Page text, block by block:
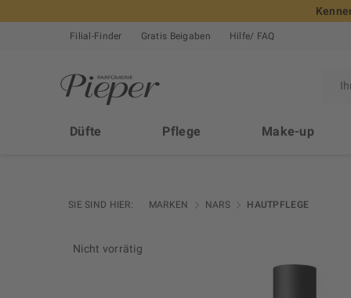
Filial-Finder Gratis Beigaben Hilfe/ FAQ
Düfte Pflege Make-up
SIE SIND HIER: MARKEN NARS HAUTPFLEGE
Nicht vorrätig